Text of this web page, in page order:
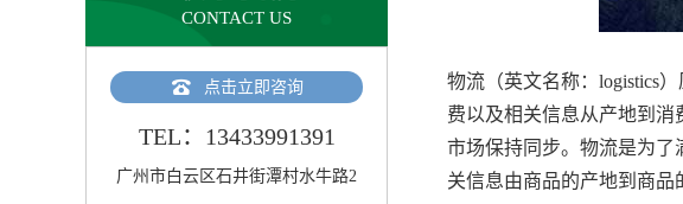
CONTACT US
点击立即咨询
TEL：13433991391
广州市白云区石井街潭村水牛路2
物流（英文名称：logistics
费以及相关信息从产地到
市场保持同步。物流是为了
关信息由商品的产地到商品